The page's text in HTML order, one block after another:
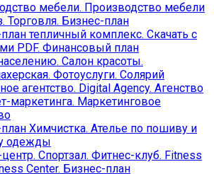
мебели. Производство мебели
Торговля. Бизнес-план
тепличный комплекс. Скачать с
PDF. Финансовый план
Салон красоты.
Фотоуслуги. Солярий
агентство. Digital Agency. Агенство
маркетинга. Маркетинговое
Химчистка. Ателье по пошиву и
одежды
Спортзал. Фитнес-клуб. Fitness
Center. Бизнес-план